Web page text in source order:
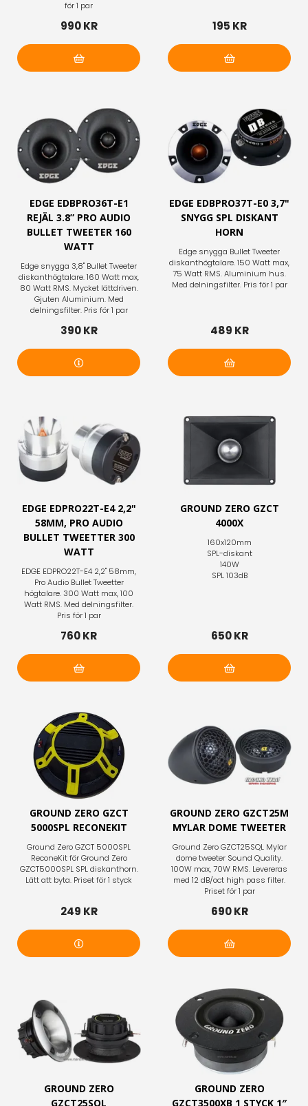
för 1 par
990 KR 195 KR
EDGE EDBPRO36T-E1
REJÄL 3.8” PRO AUDIO
BULLET TWEETER 160
WATT
Edge snygga 3,8" Bullet Tweeter
diskanthögtalare. 160 Watt max,
80 Watt RMS. Mycket lättdriven.
Gjuten Aluminium. Med
delningsfilter. Pris för 1 par
390 KR
EDGE EDBPRO37T-E0 3,7"
SNYGG SPL DISKANT
HORN
Edge snygga Bullet Tweeter
diskanthögtalare. 150 Watt max,
75 Watt RMS. Aluminium hus.
Med delningsfilter. Pris för 1 par
489 KR
EDGE EDPRO22T-E4 2,2"
58MM, PRO AUDIO
BULLET TWEETTER 300
WATT
EDGE EDPRO22T-E4 2,2" 58mm,
Pro Audio Bullet Tweetter
högtalare. 300 Watt max, 100
Watt RMS. Med delningsfilter.
Pris för 1 par
760 KR
GROUND ZERO GZCT
4000X
160x120mm
SPL-diskant
140W
SPL 103dB
650 KR
GROUND ZERO GZCT
5000SPL RECONEKIT
Ground Zero GZCT 5000SPL
ReconeKit för Ground Zero
GZCT5000SPL SPL diskanthorn.
Lätt att byta. Priset för 1 styck
249 KR
GROUND ZERO GZCT25M
MYLAR DOME TWEETER
Ground Zero GZCT25SQL Mylar
dome tweeter Sound Quality.
100W max, 70W RMS. Levereras
med 12 dB/oct high pass filter.
Priset för 1 par
690 KR
GROUND ZERO
GZCT25SQL
GROUND ZERO
GZCT3500XB 1 STYCK 1″